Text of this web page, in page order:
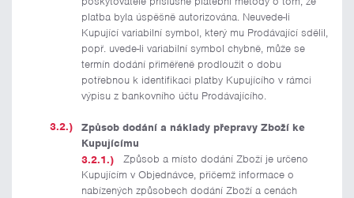
platba byla úspěšně autorizována. Neuvede-li
Kupující variabilní symbol, který mu Prodávající sdělil,
popř. uvede-li variabilní symbol chybně, může se
termín dodání přiměřeně prodloužit o dobu
potřebnou k identifikaci platby Kupujícího v rámci
výpisu z bankovního účtu Prodávajícího.
Způsob dodání a náklady přepravy Zboží ke
Kupujícímu
Způsob a místo dodání Zboží je určeno
Kupujícím v Objednávce, přičemž informace o
nabízených způsobech dodání Zboží a cenách